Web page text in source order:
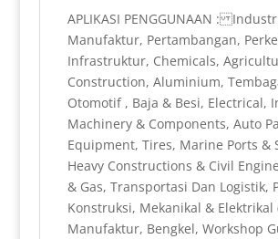
APLIKASI PENGGUNAAN :
Manufaktur, Pertambangan,
Infrastruktur, Chemicals,
Construction, Aluminium,
Otomotif , Baja & Besi, Electrical,
Machinery & Components, Auto
Equipment, Tires, Marine Ports &
Heavy Constructions & Civil
& Gas, Transportasi Dan Logistik,
Konstruksi, Mekanikal & Elektrikal
Manufaktur, Bengkel, Workshop